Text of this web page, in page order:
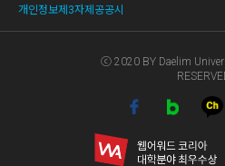
개인정보제3자제공공시
ⓒ 2020 BY Daelim